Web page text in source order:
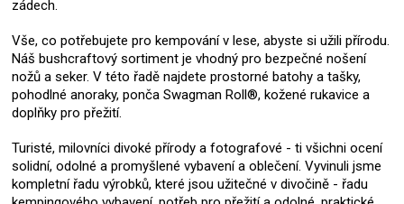
zádech.
Vše, co potřebujete pro kempování v lese, abyste si užili přírodu.
Náš bushcraftový sortiment je vhodný pro bezpečné nošení
nožů a seker. V této řadě najdete prostorné batohy a tašky,
pohodlné anoraky, ponča Swagman Roll®, kožené rukavice a
doplňky pro přežití.
Turisté, milovníci divoké přírody a fotografové - ti všichni ocení
solidní, odolné a promyšlené vybavení a oblečení. Vyvinuli jsme
kompletní řadu výrobků, které jsou užitečné v divočině - řadu